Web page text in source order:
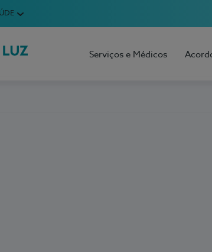
Serviços e Médicos